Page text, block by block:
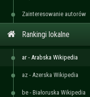
Zainteresowanie autorów
Rankingi lokalne
ar - Arabska Wikipedia
az - Azerska Wikipedia
be - Białoruska Wikipedia